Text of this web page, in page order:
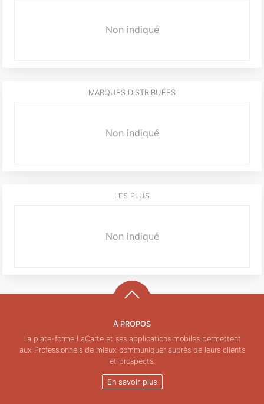
Non indiqué
MARQUES DISTRIBUÉES
Non indiqué
LES PLUS
Non indiqué
À PROPOS
La plate-forme LaCarte et ses applications mobiles permettent
aux Professionnels de mieux communiquer auprès de leurs clients
et prospects.
En savoir plus